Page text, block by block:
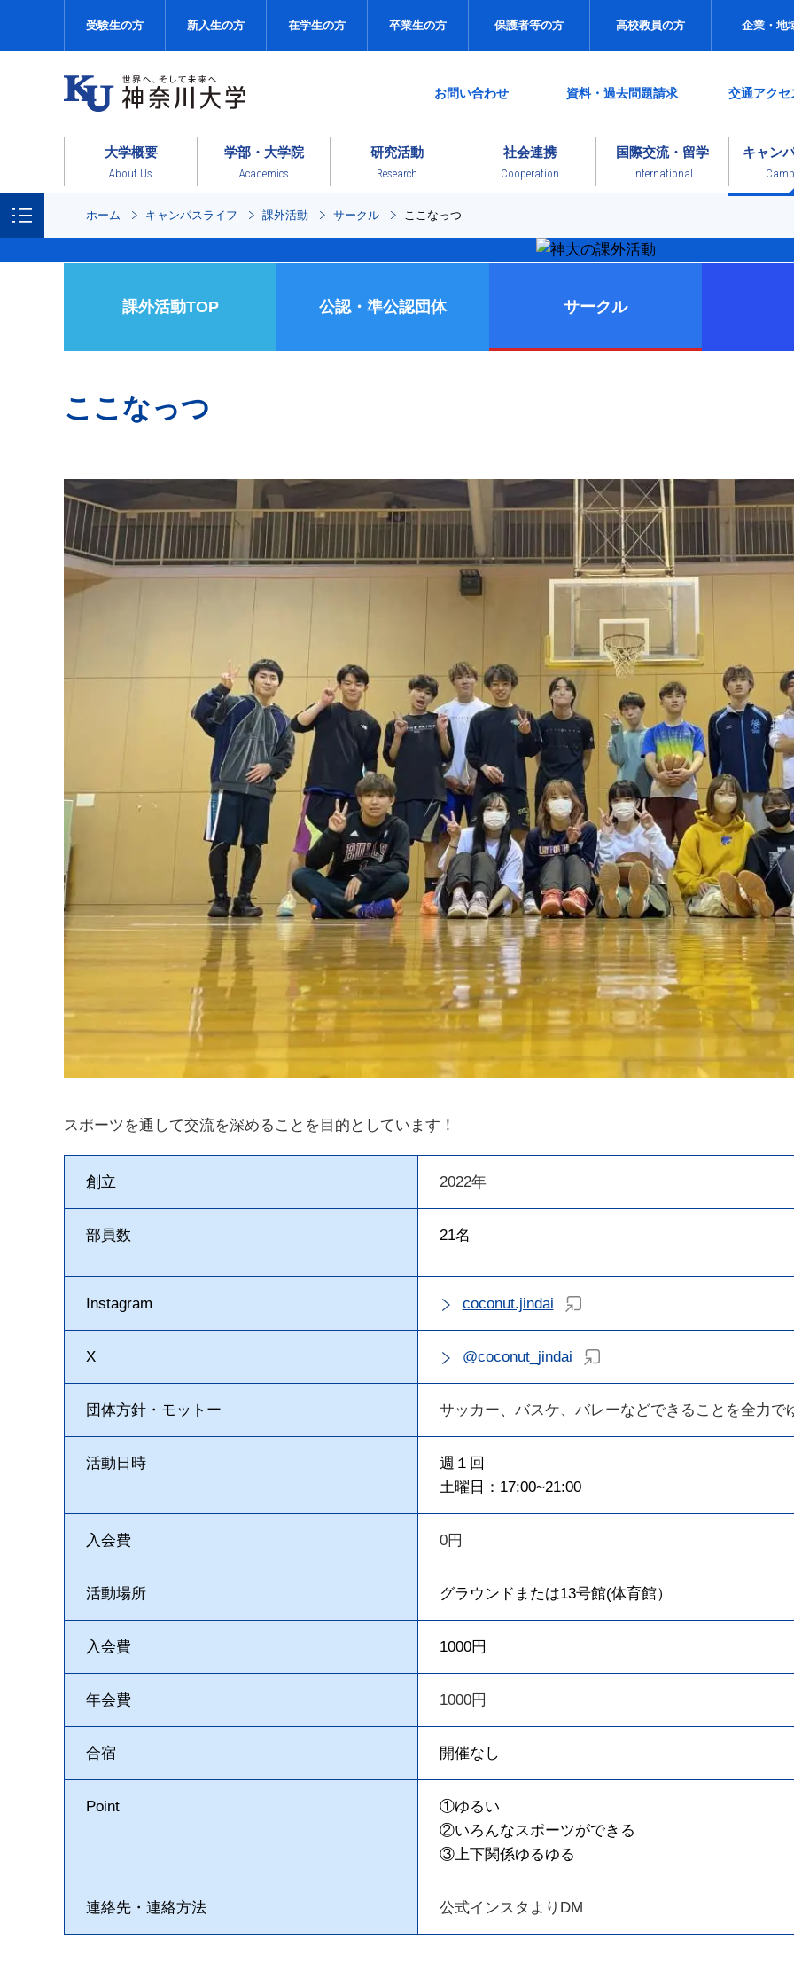
受験生の方 新入生の方 在学生の方 卒業生の方 保護者等の方 高校教員の方 企業・地
お問い合わせ 資料・過去問題請求 交通アクセ
大学概要
About Us
学部・大学院
Academics
研究活動
Research
社会連携
Cooperation
国際交流・留学
International
キャン
ホーム キャンパスライフ 課外活動 サークル ここなっつ
課外活動TOP 公認・準公認団体 サークル
ここなっつ
スポーツを通して交流を深めることを目的としています！
創立 2022年
部員数 21名
Instagram coconut.jindai
X @coconut_jindai
団体方針・モットー サッカー、バスケ、バレーなどできることを全力で
活動日時
週１回
土曜日：17:00~21:00
入会費 0円
活動場所 グラウンドまたは13号館(体育館）
入会費 1000円
年会費 1000円
合宿 開催なし
Point
①ゆるい
②いろんなスポーツができる
③上下関係ゆるゆる
連絡先・連絡方法 公式インスタよりDM